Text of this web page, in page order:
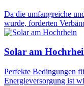
Da die umfangreiche
wurde, forderten
Solar am
Perfekte Bedingungen
Energieversorgung ist